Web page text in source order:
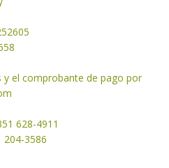
el comprobante de pago por
628-4911
204-3586